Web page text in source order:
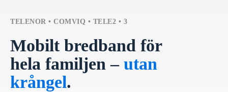
TELENOR • COMVIQ • TELE2 • 3
Mobilt bredband för
hela familjen – utan
krångel.